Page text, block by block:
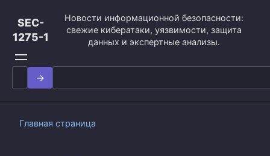
контенту
SEC-
1275-1
Новости информационной безопасности:
свежие кибератаки, уязвимости, защита
данных и экспертные анализы.
Search
for:
Главная страница